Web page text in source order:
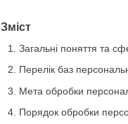
Зміст
Загальні поняття та
Перелік баз
Мета обробки
Порядок обробки